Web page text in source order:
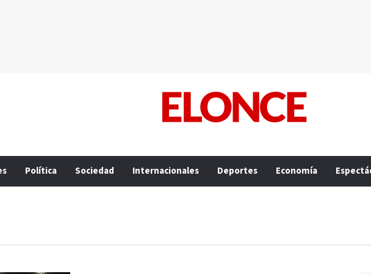
Política Sociedad Internacionales Deportes Economía